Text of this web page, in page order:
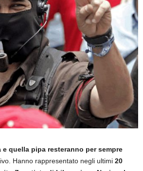
quella pipa resteranno per sempre
Hanno rappresentato negli ultimi 20